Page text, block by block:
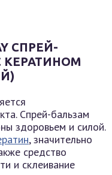
СПРЕЙ-
Спрей-бальзам
здоровьем и силой.
, значительно
средство
и склеивание